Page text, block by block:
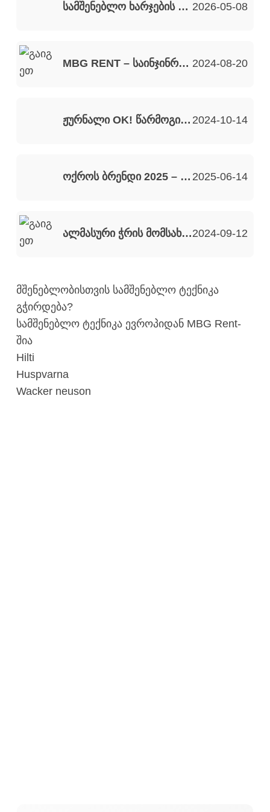
სამშენებლო ხარჯების ოპტიმიზაციის ახალი სტანდარტი MBG Rent-ისგან 2026-05-08
MBG RENT – საინჯინრო მომსახურები 2024-08-20
ჟურნალი OK! წარმოგიდგენთ MBG Rent-ს – ლიდერ კომპანიას სამშენებლო ინვენტარისა და ტექნიკის იჯარის მიმართულებით. 2024-10-14
ოქროს ბრენდი 2025 – ყველაზე საიმედო პარტნიორი სამშენებლო სექტორში! 2025-06-14
ალმასური ჭრის მომსახურება2024-09-12
მშენებლობისთვის სამშენებლო ტექნიკა
გჭირდება?
სამშენებლო ტექნიკა ევროპიდან MBG Rent-
შია
Hilti
Huspvarna
Wacker neuson